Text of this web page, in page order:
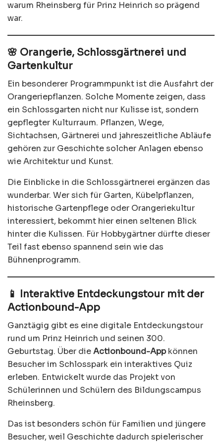
warum Rheinsberg für Prinz Heinrich so prägend
war.
🌸 Orangerie, Schlossgärtnerei und
Gartenkultur
Ein besonderer Programmpunkt ist die Ausfahrt der
Orangeriepflanzen. Solche Momente zeigen, dass
ein Schlossgarten nicht nur Kulisse ist, sondern
gepflegter Kulturraum. Pflanzen, Wege,
Sichtachsen, Gärtnerei und jahreszeitliche Abläufe
gehören zur Geschichte solcher Anlagen ebenso
wie Architektur und Kunst.
Die Einblicke in die Schlossgärtnerei ergänzen das
wunderbar. Wer sich für Garten, Kübelpflanzen,
historische Gartenpflege oder Orangeriekultur
interessiert, bekommt hier einen seltenen Blick
hinter die Kulissen. Für Hobbygärtner dürfte dieser
Teil fast ebenso spannend sein wie das
Bühnenprogramm.
📱 Interaktive Entdeckungstour mit der
Actionbound-App
Ganztägig gibt es eine digitale Entdeckungstour
rund um Prinz Heinrich und seinen 300.
Geburtstag. Über dieActionbound-Appkönnen
Besucher im Schlosspark ein interaktives Quiz
erleben. Entwickelt wurde das Projekt von
Schülerinnen und Schülern des Bildungscampus
Rheinsberg.
Das ist besonders schön für Familien und jüngere
Besucher, weil Geschichte dadurch spielerischer